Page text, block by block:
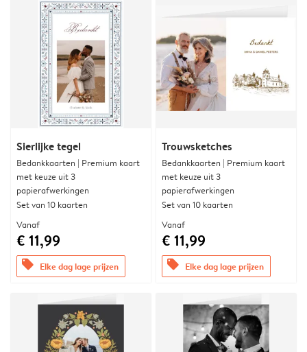
Sierlijke tegel
Bedankkaarten | Premium kaart
met keuze uit 3
papierafwerkingen
Set van 10 kaarten
Vanaf
€ 11,99
offers Elke dag lage prijzen
Trouwsketches
Bedankkaarten | Premium kaart
met keuze uit 3
papierafwerkingen
Set van 10 kaarten
Vanaf
€ 11,99
offers Elke dag lage prijzen